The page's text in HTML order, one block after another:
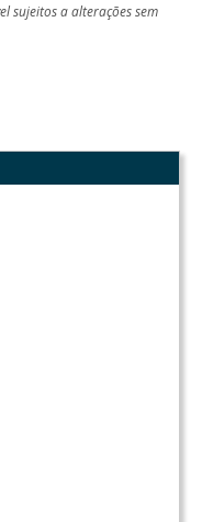
sujeitos a alterações sem